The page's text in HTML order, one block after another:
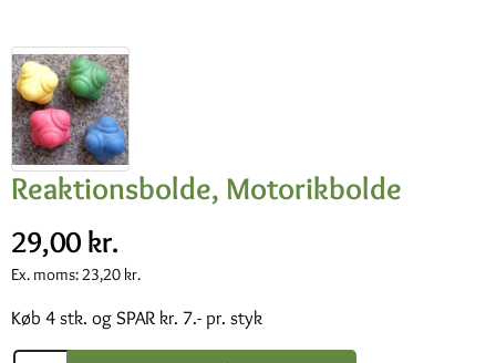
Reaktionsbolde, Motorikbolde
29,00 kr.
Ex. moms: 23,20 kr.
Køb 4 stk. og SPAR kr. 7.- pr. styk